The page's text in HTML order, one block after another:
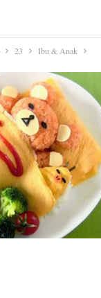
23 Ibu & Anak